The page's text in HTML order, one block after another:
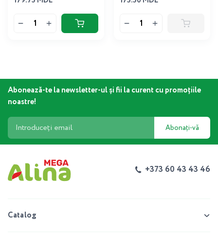
Abonează-te la newsletter-ul și fii la curent cu promoțiile
noastre!
Abonați-vă
+373 60 43 43 46
Catalog